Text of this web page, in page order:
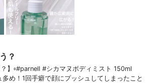
？
？】▫️#parnell #シカマヌボディミスト 150ml
め！1回手癖で顔にプッシュしてしまったこと